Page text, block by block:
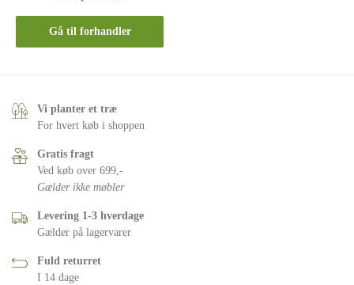
Gå til forhandler
Vi planter et træ
For hvert køb i shoppen
Gratis fragt
Ved køb over 699,-
Gælder ikke møbler
Levering 1-3 hverdage
Gælder på lagervarer
Fuld returret
I 14 dage